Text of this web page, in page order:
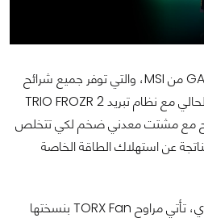
اخترت بطاقات GAMING TRIO X من MSI، والتي توفر جميع شرائح
NVIDIA الرسومية في الوقت الحالي مع نظام تبريد TRIO FROZR 2
مع مشتت معدني ضخم لكي تتخلص
عن استهلاك الطاقة الخاصة
على جسمٍ ملون بدرجات الرمادي، تأتي مراوح TORX Fan بنسختها